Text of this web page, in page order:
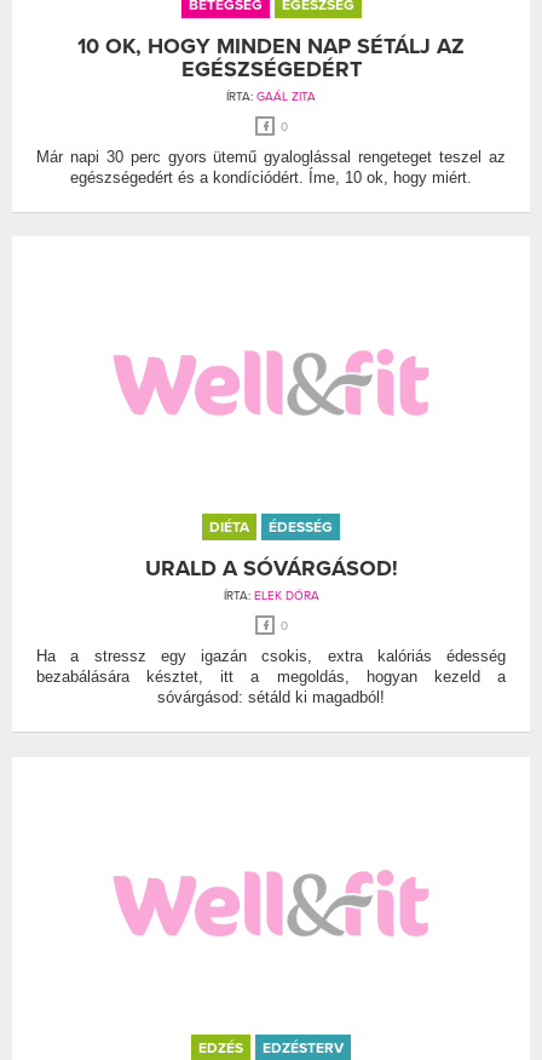
BETEGSÉG EGÉSZSÉG
10 OK, HOGY MINDEN NAP SÉTÁLJ AZ
EGÉSZSÉGEDÉRT
ÍRTA: GAÁL ZITA
0
Már napi 30 perc gyors ütemű gyaloglással rengeteget teszel az
egészségedért és a kondíciódért. Íme, 10 ok, hogy miért.
DIÉTA ÉDESSÉG
URALD A SÓVÁRGÁSOD!
ÍRTA: ELEK DÓRA
0
Ha a stressz egy igazán csokis, extra kalóriás édesség
bezabálására késztet, itt a megoldás, hogyan kezeld a
sóvárgásod: sétáld ki magadból!
EDZÉS EDZÉSTERV